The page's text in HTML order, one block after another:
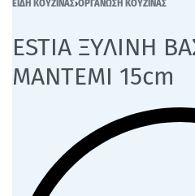
ΕΙΔΗ ΚΟΥΖΙΝΑΣ›ΟΡΓΑΝΩΣΗ ΚΟΥΖΙΝΑΣ
ESTIA ΞΥΛΙΝΗ
ΜΑΝΤΕΜΙ 15cm